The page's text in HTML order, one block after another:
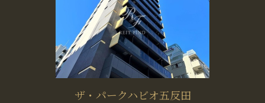
ザ・パークハビオ五反田